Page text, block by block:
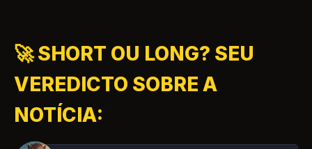
🚀 SHORT OU LONG? SEU
VEREDICTO SOBRE A
NOTÍCIA: